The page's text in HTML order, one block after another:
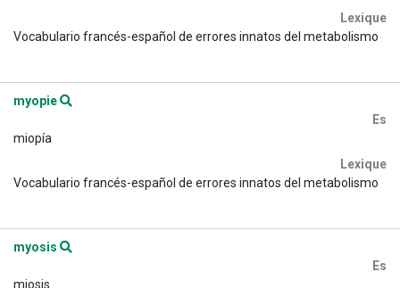
Lexique
Vocabulario francés-español de errores innatos del metabolismo
myopie
Es
miopía
Lexique
Vocabulario francés-español de errores innatos del metabolismo
myosis
Es
miosis